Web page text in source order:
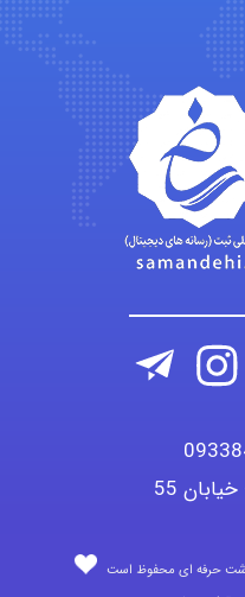
nima5534
arman.m
Hasan haghparast
55
حرفه ای محفوظ است